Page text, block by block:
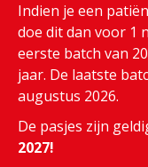
Indien je een
doe dit dan voor 1
eerste batch van
jaar. De laatste
augustus 2026.
De pasjes zijn
2027!